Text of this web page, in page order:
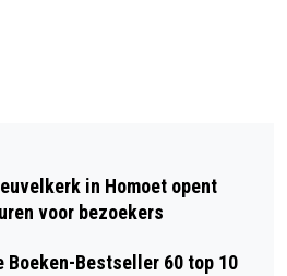
NAAR ZIEKENHUIS
IN ELST
HUISHOUDEN
PER JAAR EXTRA
in Homoet opent
voor bezoekers
Boeken-Bestseller 60 top 10